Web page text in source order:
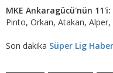
MKE Ankaragücü'nün 11'i:
Pinto, Orkan, Atakan,
Son dakika Süper Lig